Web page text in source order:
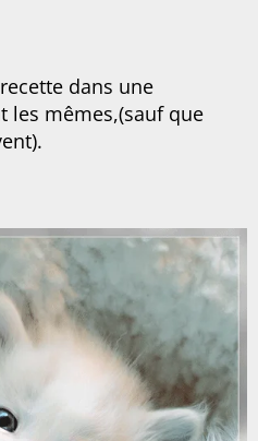
dans une
les mêmes,(sauf que